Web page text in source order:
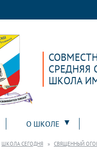
СРЕДНЯЯ
ШКОЛА
О ШКОЛЕ
ШКОЛА СЕГОДНЯ СВЯЩЕННЫЙ